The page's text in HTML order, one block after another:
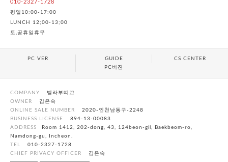
010-2327-1728
평일10:00-17:00
LUNCH 12;00-13;00
토,공휴일휴무
PC VER GUIDE
CS CENTER
PC버젼
COMPANY
벨라부띠끄
OWNER
김은숙
ONLINE SALE NUMBER
2020-인천남동구-2248
BUSINESS LICENSE
894-13-00083
ADDRESS
Room 1412, 202-dong, 43, 124beon-gil, Baekbeom-ro,
Namdong-gu, Incheon.
TEL
010-2327-1728
CHIEF PRIVACY OFFICER
김은숙